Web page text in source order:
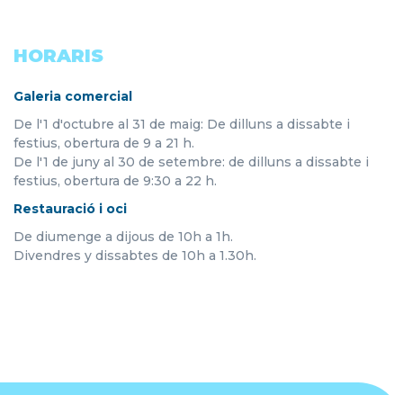
HORARIS
Galeria comercial
De l'1 d'octubre al 31 de maig: De dilluns a dissabte i
festius, obertura de 9 a 21 h.
De l'1 de juny al 30 de setembre: de dilluns a dissabte i
festius, obertura de 9:30 a 22 h.
Restauració i oci
De diumenge a dijous de 10h a 1h.
Divendres y dissabtes de 10h a 1.30h.